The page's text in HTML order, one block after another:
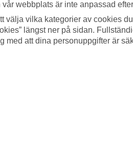
webbplats är inte anpassad
välja vilka kategorier av cookies
längst ner på sidan.
med att dina personuppgifter är